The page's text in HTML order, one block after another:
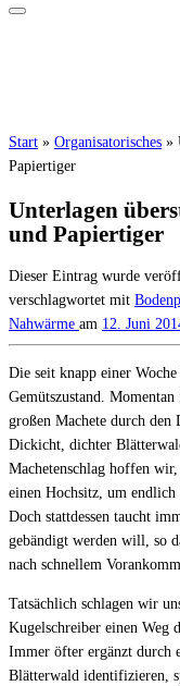
Start » Organisatorisches »
Papiertiger
Unterlagen
und Papiertiger
Dieser Eintrag wurde
verschlagwortet mit
Nahwärme am 12. Juni
Die seit knapp einer
Gemütszustand.
großen Machete durch den
Dickicht, dichter
Machetenschlag hoffen
einen Hochsitz, um
Doch stattdessen taucht
gebändigt werden will, so
nach schnellem
Tatsächlich schlagen wir
Kugelschreiber einen Weg
Immer öfter ergänzt durch
Blätterwald identifizieren,